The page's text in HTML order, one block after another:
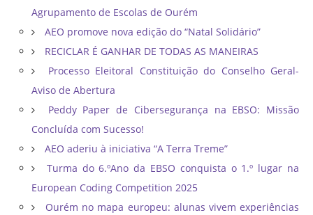
Agrupamento de Escolas de Ourém
AEO promove nova edição do “Natal Solidário”
RECICLAR É GANHAR DE TODAS AS MANEIRAS
Processo Eleitoral Constituição do Conselho Geral-
Aviso de Abertura
Peddy Paper de Cibersegurança na EBSO: Missão
Concluída com Sucesso!
AEO aderiu à iniciativa “A Terra Treme”
Turma do 6.ºAno da EBSO conquista o 1.º lugar na
European Coding Competition 2025
Ourém no mapa europeu: alunas vivem experiências